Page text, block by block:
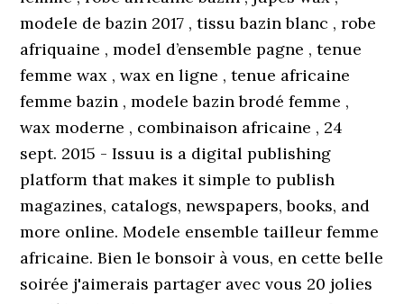
modele de bazin 2017 , tissu bazin blanc , robe
afriquaine , model d’ensemble pagne , tenue
femme wax , wax en ligne , tenue africaine
femme bazin , modele bazin brodé femme ,
wax moderne , combinaison africaine , 24
sept. 2015 - Issuu is a digital publishing
platform that makes it simple to publish
magazines, catalogs, newspapers, books, and
more online. Modele ensemble tailleur femme
africaine. Bien le bonsoir à vous, en cette belle
soirée j'aimerais partager avec vous 20 jolies